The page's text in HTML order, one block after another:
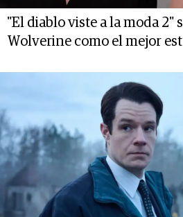
"El diablo viste a la moda 2"
Wolverine como el mejor